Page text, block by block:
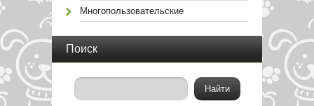
Многопользовательские
Поиск